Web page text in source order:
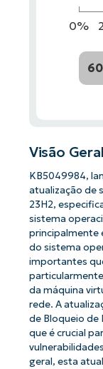
0%
Visão Geral
KB5049984,
atualização de
23H2,
sistema
principalmente
do sistema
importantes
da máquina
rede. A
de Bloqueio de
que é crucial
geral, esta